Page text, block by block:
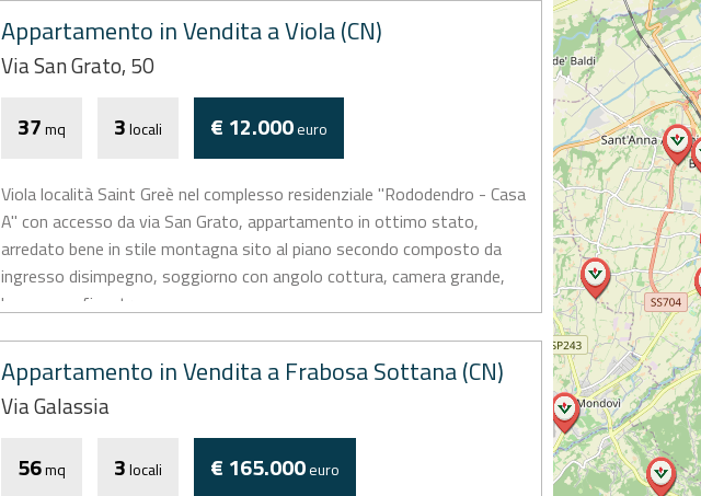
Appartamento in Vendita a Viola (CN)
Via San Grato, 50
37mq 3locali € 12.000euro
Viola località Saint Greè nel complesso residenziale "Rododendro - Casa
A" con accesso da via San Grato, appartamento in ottimo stato,
arredato bene in stile montagna sito al piano secondo composto da
ingresso disimpegno, soggiorno con angolo cottura, camera grande,
bagno con finestra...
Appartamento in Vendita a Frabosa Sottana (CN)
Via Galassia
56mq 3locali € 165.000euro